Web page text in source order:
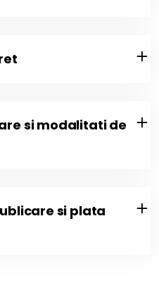
si modalitati de
si plata